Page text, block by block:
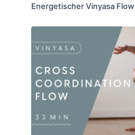
Energetischer Vinyasa Flow